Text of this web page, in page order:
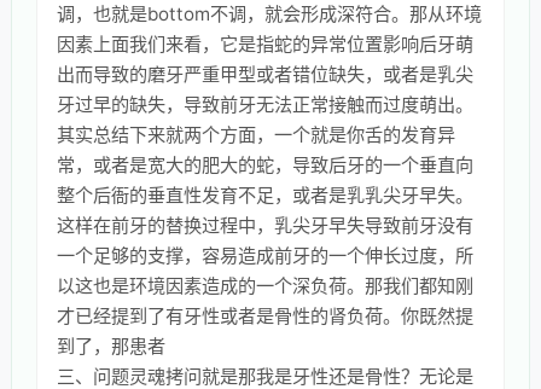
调，也就是bottom不调，就会形成深符合。那从环境
因素上面我们来看，它是指蛇的异常位置影响后牙萌
出而导致的磨牙严重甲型或者错位缺失，或者是乳尖
牙过早的缺失，导致前牙无法正常接触而过度萌出。
其实总结下来就两个方面，一个就是你舌的发育异
常，或者是宽大的肥大的蛇，导致后牙的一个垂直向
整个后衙的垂直性发育不足，或者是乳乳尖牙早失。
这样在前牙的替换过程中，乳尖牙早失导致前牙没有
一个足够的支撑，容易造成前牙的一个伸长过度，所
以这也是环境因素造成的一个深负荷。那我们都知刚
才已经提到了有牙性或者是骨性的肾负荷。你既然提
到了，那患者
三、问题灵魂拷问就是那我是牙性还是骨性？无论是